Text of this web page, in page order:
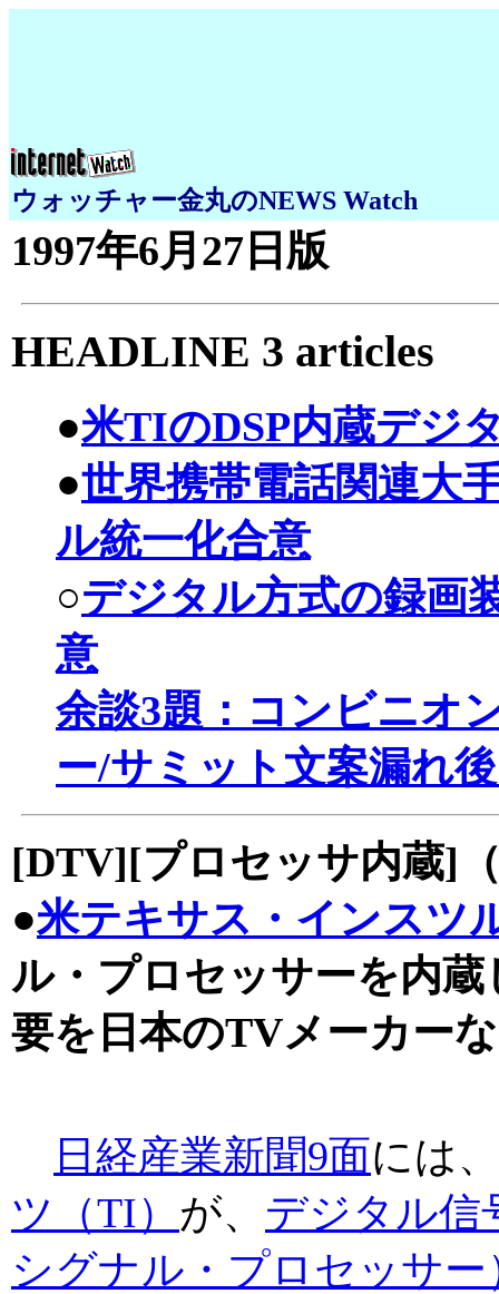
ウォッチャー金丸のNEWS Watch
1997年6月27日版
HEADLINE 3 articles
●米TIのDSP内蔵デジ
●世界携帯電話関連大
ル統一化合意
○デジタル方式の録画
意
余談3題：コンビニオ
ー/サミット文案漏れ
[DTV][プロセッサ内蔵]
●米テキサス・インスツ
ル・プロセッサーを内
要を日本のTVメーカー
日経産業新聞9面には、
ツ（TI） が、 デジタル信
シグナル・プロセッサー